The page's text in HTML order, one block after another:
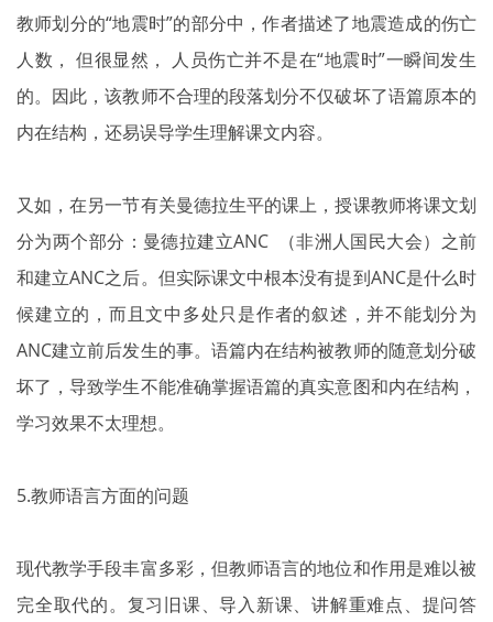
教师划分的“地震时”的部分中，作者描述了地震造成的伤亡
人数， 但很显然， 人员伤亡并不是在“地震时”一瞬间发生
的。因此，该教师不合理的段落划分不仅破坏了语篇原本的
内在结构，还易误导学生理解课文内容。
又如，在另一节有关曼德拉生平的课上，授课教师将课文划
分为两个部分：曼德拉建立ANC （非洲人国民大会）之前
和建立ANC之后。但实际课文中根本没有提到ANC是什么时
候建立的，而且文中多处只是作者的叙述，并不能划分为
ANC建立前后发生的事。语篇内在结构被教师的随意划分破
坏了，导致学生不能准确掌握语篇的真实意图和内在结构，
学习效果不太理想。
5.教师语言方面的问题
现代教学手段丰富多彩，但教师语言的地位和作用是难以被
完全取代的。复习旧课、导入新课、讲解重难点、提问答